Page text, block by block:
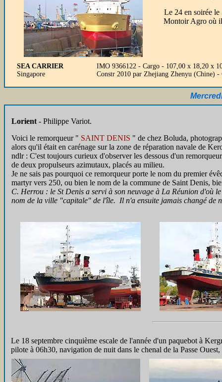
Le 24 en soirée le
Montoir Agro où il
SEA CARRIER
Singapore
IMO 9366122 - Cargo - 107,00 x 18,20 x
Constr 2010 par Zhejiang Zhenyu
Lorient - Philippe Variot.
Voici le remorqueur " SAINT DENIS " de chez Boluda,
alors qu'il était en carénage sur la zone de réparation navale de
ndlr : C'est toujours curieux d'observer les dessous d'un
de deux propulseurs azimutaux, placés au milieu.
Je ne sais pas pourquoi ce remorqueur porte le nom du premier
martyr vers 250, ou bien le nom de la commune de Saint Denis,
C. Herrou : le St Denis a servi à son neuvage à La Réunion d'où
nom de la ville "capitale" de l'île. Il n'a ensuite jamais changé de
Le 18 septembre cinquième escale de l'année d'un paquebot à
pilote à 06h30, navigation de nuit dans le chenal de la Passe